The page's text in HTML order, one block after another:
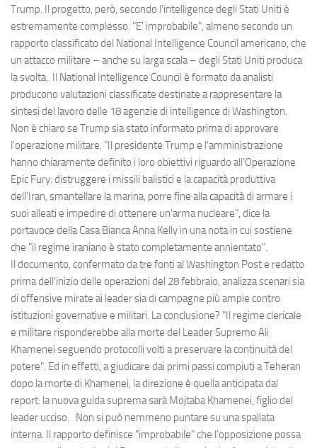
Trump. Il progetto, però, secondo l'intelligence degli Stati Uniti è
estremamente complesso. "E' improbabile", almeno secondo un
rapporto classificato del National Intelligence Council americano, che
un attacco militare – anche su larga scala – degli Stati Uniti produca
la svolta. Il National Intelligence Council è formato da analisti
producono valutazioni classificate destinate a rappresentare la
sintesi del lavoro delle 18 agenzie di intelligence di Washington.
Non è chiaro se Trump sia stato informato prima di approvare
l'operazione militare. "Il presidente Trump e l'amministrazione
hanno chiaramente definito i loro obiettivi riguardo all'Operazione
Epic Fury: distruggere i missili balistici e la capacità produttiva
dell'Iran, smantellare la marina, porre fine alla capacità di armare i
suoi alleati e impedire di ottenere un'arma nucleare", dice la
portavoce della Casa Bianca Anna Kelly in una nota in cui sostiene
che "il regime iraniano è stato completamente annientato".
Il documento, confermato da tre fonti al Washington Post e redatto
prima dell’inizio delle operazioni del 28 febbraio, analizza scenari sia
di offensive mirate ai leader sia di campagne più ampie contro
istituzioni governative e militari. La conclusione? "Il regime clericale
e militare risponderebbe alla morte del Leader Supremo Ali
Khamenei seguendo protocolli volti a preservare la continuità del
potere". Ed in effetti, a giudicare dai primi passi compiuti a Teheran
dopo la morte di Khamenei, la direzione è quella anticipata dal
report: la nuova guida suprema sarà Mojtaba Khamenei, figlio del
leader ucciso. Non si può nemmeno puntare su una spallata
interna. Il rapporto definisce "improbabile" che l’opposizione possa